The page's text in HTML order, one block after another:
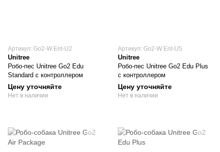
Артикул: Go2-W Ent-U2
Unitree
Робо-пес Unitree Go2 Edu
Standard с контроллером
Цену уточняйте
Нет в наличии
Артикул: Go2-W Ent-U5
Unitree
Робо-пес Unitree Go2 Edu Plus
с контроллером
Цену уточняйте
Нет в наличии